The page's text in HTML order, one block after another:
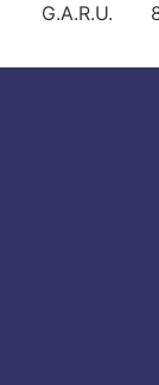
G.A.R.U.